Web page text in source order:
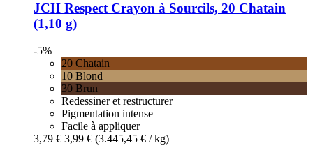
JCH Respect Crayon à Sourcils, 20 Chatain
(1,10 g)
-5%
20 Chatain
10 Blond
30 Brun
Redessiner et restructurer
Pigmentation intense
Facile à appliquer
3,79 € 3,99 € (3.445,45 € / kg)